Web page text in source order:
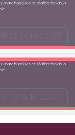
marchandises et réalisation d'un
marchandises et réalisation d'un